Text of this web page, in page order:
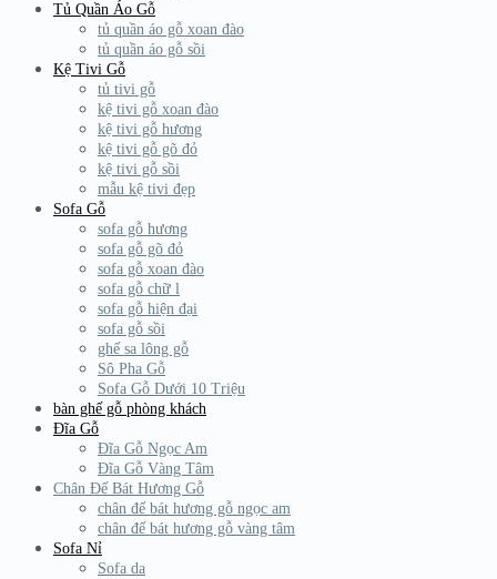
Tủ Quần Áo Gỗ
tủ quần áo gỗ xoan đào
tủ quần áo gỗ sồi
Kệ Tivi Gỗ
tủ tivi gỗ
kệ tivi gỗ xoan đào
kệ tivi gỗ hương
kệ tivi gỗ gõ đỏ
kệ tivi gỗ sồi
mẫu kệ tivi đẹp
Sofa Gỗ
sofa gỗ hương
sofa gỗ gõ đỏ
sofa gỗ xoan đào
sofa gỗ chữ l
sofa gỗ hiện đại
sofa gỗ sồi
ghế sa lông gỗ
Sô Pha Gỗ
Sofa Gỗ Dưới 10 Triệu
bàn ghế gỗ phòng khách
Đĩa Gỗ
Đĩa Gỗ Ngọc Am
Đĩa Gỗ Vàng Tâm
Chân Đế Bát Hương Gỗ
chân đế bát hương gỗ ngọc am
chân đế bát hương gỗ vàng tâm
Sofa Nỉ
Sofa da